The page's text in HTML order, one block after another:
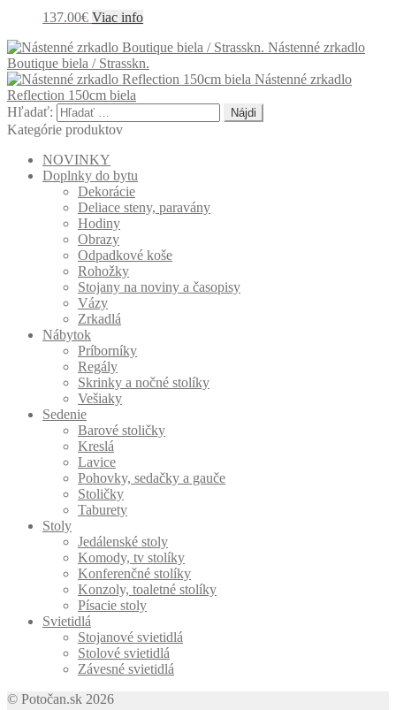
137.00€ Viac info
Nástenné zrkadlo
Boutique biela / Strasskn.
Nástenné zrkadlo
Reflection 150cm biela
Hľadať:
Kategórie produktov
NOVINKY
Doplnky do bytu
Dekorácie
Deliace steny, paravány
Hodiny
Obrazy
Odpadkové koše
Rohožky
Stojany na noviny a časopisy
Vázy
Zrkadlá
Nábytok
Príborníky
Regály
Skrinky a nočné stolíky
Vešiaky
Sedenie
Barové stoličky
Kreslá
Lavice
Pohovky, sedačky a gauče
Stoličky
Taburety
Stoly
Jedálenské stoly
Komody, tv stolíky
Konferenčné stolíky
Konzoly, toaletné stolíky
Písacie stoly
Svietidlá
Stojanové svietidlá
Stolové svietidlá
Závesné svietidlá
© Potočan.sk 2026